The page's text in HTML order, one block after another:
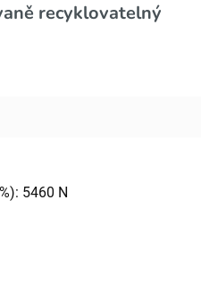
recyklovatelný
5460 N